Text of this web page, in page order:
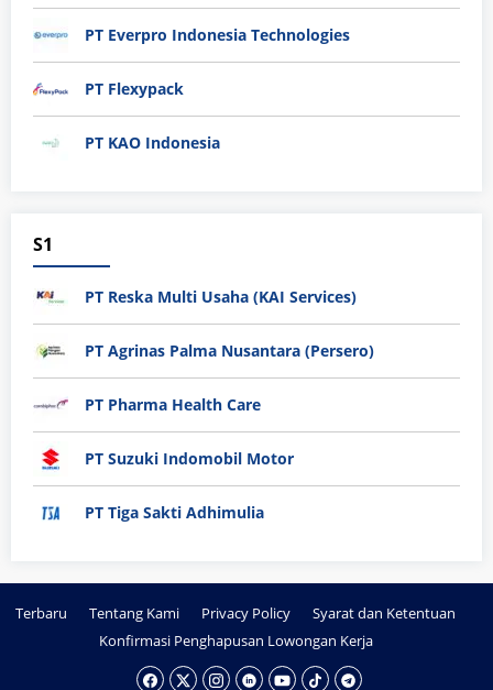
PT Everpro Indonesia Technologies
PT Flexypack
PT KAO Indonesia
S1
PT Reska Multi Usaha (KAI Services)
PT Agrinas Palma Nusantara (Persero)
PT Pharma Health Care
PT Suzuki Indomobil Motor
PT Tiga Sakti Adhimulia
Terbaru Tentang Kami Privacy Policy
Syarat dan Ketentuan
Konfirmasi Penghapusan Lowongan Kerja